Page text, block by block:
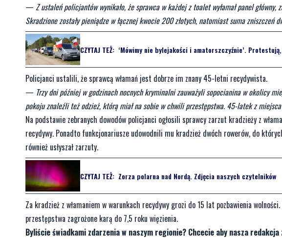
— Z ustaleń policjantów wynikało, że sprawca w każdej z toalet wyłamał panel
Skradzione zostały pieniądze w łącznej kwocie 200 złotych, natomiast suma zniszczeń
CZYTAJ TEŻ: ‘Mówimy nie bylejakości i amatorszczyźnie’.
Policjanci ustalili, że sprawcą włamań jest dobrze im znany 45-letni recydywista.
— Trzy dni później w godzinach nocnych kryminalni zauważyli sopocianina w okolicy
pokoju znaleźli też odzież, którą miał na sobie w chwili przestępstwa. 45-latek z
Na podstawie zebranych dowodów policjanci ogłosili sprawcy zarzut kradzieży z
recydywy. Ponadto funkcjonariusze udowodnili mu kradzież dwóch rowerów, do
również usłyszał zarzuty.
CZYTAJ TEŻ: Zorza polarna nad Nordą. Zdjęcia naszych czytelników
Za kradzież z włamaniem w warunkach recydywy grozi do 15 lat pozbawienia
przestępstwa zagrożone karą do 7,5 roku więzienia.
Byliście świadkami zdarzenia w naszym regionie? Chcecie aby nasza